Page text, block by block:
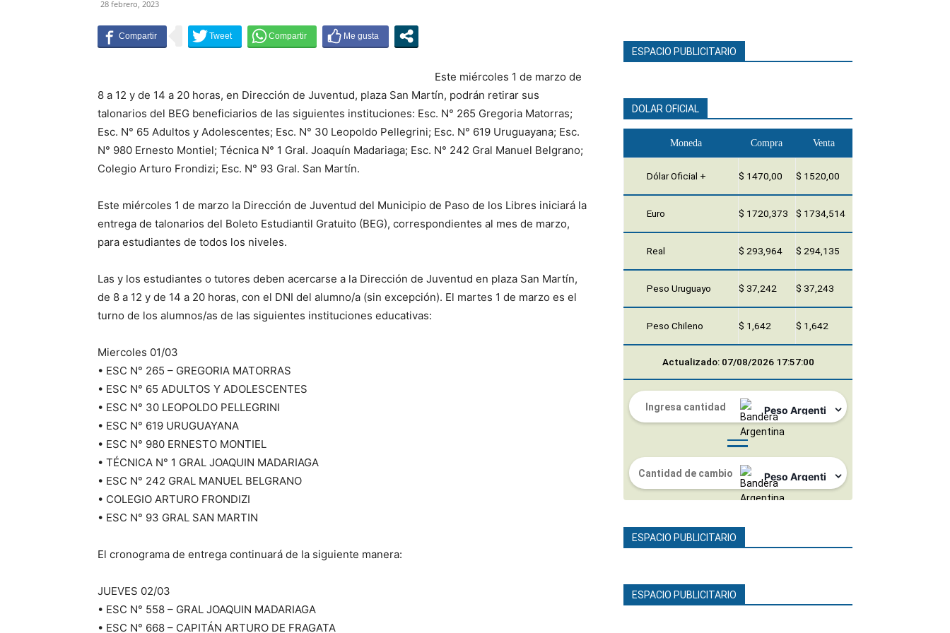
28 febrero, 2023
Este miércoles 1 de marzo de
8 a 12 y de 14 a 20 horas, en Dirección de Juventud, plaza San Martín, podrán retirar sus
talonarios del BEG beneficiarios de las siguientes instituciones: Esc. N° 265 Gregoria Matorras;
Esc. N° 65 Adultos y Adolescentes; Esc. N° 30 Leopoldo Pellegrini; Esc. N° 619 Uruguayana; Esc.
N° 980 Ernesto Montiel; Técnica N° 1 Gral. Joaquín Madariaga; Esc. N° 242 Gral Manuel Belgrano;
Colegio Arturo Frondizi; Esc. N° 93 Gral. San Martín.
Este miércoles 1 de marzo la Dirección de Juventud del Municipio de Paso de los Libres iniciará la
entrega de talonarios del Boleto Estudiantil Gratuito (BEG), correspondientes al mes de marzo,
para estudiantes de todos los niveles.
Las y los estudiantes o tutores deben acercarse a la Dirección de Juventud en plaza San Martín,
de 8 a 12 y de 14 a 20 horas, con el DNI del alumno/a (sin excepción). El martes 1 de marzo es el
turno de los alumnos/as de las siguientes instituciones educativas:
Miercoles 01/03
• ESC N° 265 – GREGORIA MATORRAS
• ESC N° 65 ADULTOS Y ADOLESCENTES
• ESC N° 30 LEOPOLDO PELLEGRINI
• ESC N° 619 URUGUAYANA
• ESC N° 980 ERNESTO MONTIEL
• TÉCNICA N° 1 GRAL JOAQUIN MADARIAGA
• ESC N° 242 GRAL MANUEL BELGRANO
• COLEGIO ARTURO FRONDIZI
• ESC N° 93 GRAL SAN MARTIN
El cronograma de entrega continuará de la siguiente manera:
JUEVES 02/03
• ESC N° 558 – GRAL JOAQUIN MADARIAGA
• ESC N° 668 – CAPITÁN ARTURO DE FRAGATA
ESPACIO PUBLICITARIO
DOLAR OFICIAL
Moneda Compra Venta
Dólar Oficial + $ 1470,00 $ 1520,00
Euro $ 1720,373 $ 1734,514
Real $ 293,964 $ 294,135
Peso Uruguayo $ 37,242 $ 37,243
Peso Chileno $ 1,642 $ 1,642
Actualizado: 07/08/2026 17:57:00
ESPACIO PUBLICITARIO
ESPACIO PUBLICITARIO